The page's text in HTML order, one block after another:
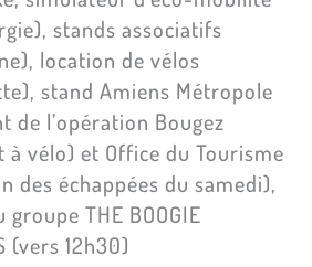
stands associatifs
location de vélos
stand Amiens Métropole
de l’opération Bougez
à vélo) et Office du Tourisme
des échappées du samedi),
THE BOOGIE
(vers 12h30)